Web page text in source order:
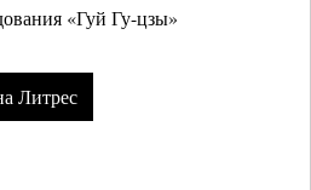
«Гуй Гу-цзы»
Литрес